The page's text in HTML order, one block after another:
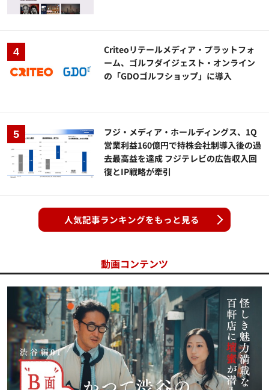
Criteoリテールメディア・プラットフォ
ーム、ゴルフダイジェスト・オンライン
の「GDOゴルフショップ」に導入
フジ・メディア・ホールディングス、1Q
営業利益160億円で持株会社制導入後の過
去最高益を達成 フジテレビの広告収入回
復とIP戦略が牽引
人気記事ランキングをもっと見る
動画コンテンツ